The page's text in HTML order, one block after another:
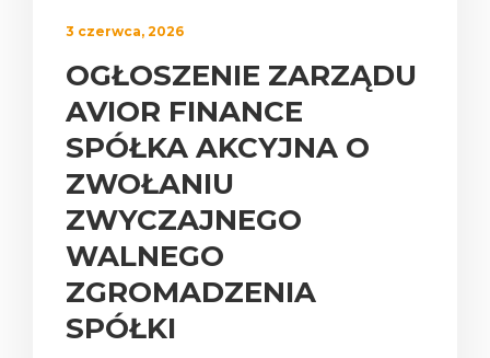
3 czerwca, 2026
OGŁOSZENIE ZARZĄDU
AVIOR FINANCE
SPÓŁKA AKCYJNA O
ZWOŁANIU
ZWYCZAJNEGO
WALNEGO
ZGROMADZENIA
SPÓŁKI